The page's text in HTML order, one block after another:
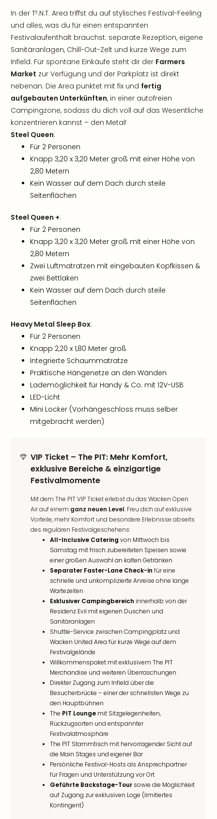
In der Tᴱ.N.T. Area triffst du auf stylisches Festival-Feeling
und alles, was du für einen entspannten
Festivalaufenthalt brauchst: separate Rezeption, eigene
Sanitäranlagen, Chill-Out-Zelt und kurze Wege zum
Infield. Für spontane Einkäufe steht dir der Farmers
Market zur Verfügung und der Parkplatz ist direkt
nebenan. Die Area punktet mit fix und fertig
aufgebauten Unterkünften, in einer autofreien
Campingzone, sodass du dich voll auf das Wesentliche
konzentrieren kannst – den Metal!
Steel Queen:
Für 2 Personen
Knapp 3,20 x 3,20 Meter groß mit einer Höhe von
2,80 Metern
Kein Wasser auf dem Dach durch steile
Seitenflächen
Steel Queen +:
Für 2 Personen
Knapp 3,20 x 3,20 Meter groß mit einer Höhe von
2,80 Metern
Zwei Luftmatratzen mit eingebauten Kopfkissen &
zwei Bettlaken
Kein Wasser auf dem Dach durch steile
Seitenflächen
Heavy Metal Sleep Box:
Für 2 Personen
Knapp 2,20 x 1,80 Meter groß
Integrierte Schaummatratze
Praktische Hängenetze an den Wänden
Lademöglichkeit für Handy & Co. mit 12V-USB
LED-Licht
Mini Locker (Vorhängeschloss muss selber
mitgebracht werden)
VIP Ticket – The PIT: Mehr Komfort,
exklusive Bereiche & einzigartige
Festivalmomente
Mit dem The PIT VIP Ticket erlebst du das Wacken Open
Air auf einem ganz neuen Level. Freu dich auf exklusive
Vorteile, mehr Komfort und besondere Erlebnisse abseits
des regulären Festivalgeschehens:
All-Inclusive Catering von Mittwoch bis
Samstag mit frisch zubereiteten Speisen sowie
einer großen Auswahl an kalten Getränken
Separater Faster-Lane Check-in für eine
schnelle und unkomplizierte Anreise ohne lange
Wartezeiten
Exklusiver Campingbereich innerhalb von der
Residenz Evil mit eigenen Duschen und
Sanitäranlagen
Shuttle-Service zwischen Campingplatz und
Wacken United Area für kurze Wege auf dem
Festivalgelände
Willkommenspaket mit exklusivem The PIT
Merchandise und weiteren Überraschungen
Direkter Zugang zum Infield über die
Besucherbrücke – einer der schnellsten Wege zu
den Hauptbühnen
The PIT Lounge mit Sitzgelegenheiten,
Rückzugsorten und entspannter
Festivalatmosphäre
The PIT Stammtisch mit hervorragender Sicht auf
die Main Stages und eigener Bar
Persönliche Festival-Hosts als Ansprechpartner
für Fragen und Unterstützung vor Ort
Geführte Backstage-Tour sowie die Möglichkeit
auf Zugang zur exklusiven Loge (limitiertes
Kontingent)